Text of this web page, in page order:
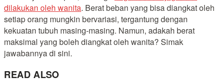
dilakukan oleh wanita. Berat beban yang bisa diangkat oleh
setiap orang mungkin bervariasi, tergantung dengan
kekuatan tubuh masing-masing. Namun, adakah berat
maksimal yang boleh diangkat oleh wanita? Simak
jawabannya di sini.
READ ALSO